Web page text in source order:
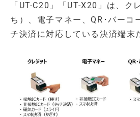
「UT-C20」「UT-X20」は、ク
ち）、電子マネー、QR･バーコ
チ決済に対応している決済端末